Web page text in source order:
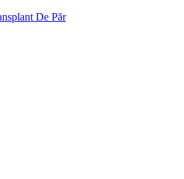
De Păr